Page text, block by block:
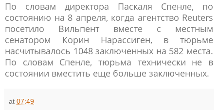
По словам директора Паскаля Спенле, по
состоянию на 8 апреля, когда агентство Reuters
посетило Вильпент вместе с местным
сенатором Корин Нарассиген, в тюрьме
насчитывалось 1048 заключенных на 582 места.
По словам Спенле, тюрьма технически не в
состоянии вместить еще больше заключенных.
at 07:49